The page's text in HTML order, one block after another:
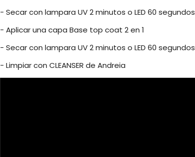
- Secar con lampara UV 2 minutos o LED 60 segundos
- Aplicar una capa Base top coat 2 en 1
- Secar con lampara UV 2 minutos o LED 60 segundos
- Limpiar con CLEANSER de Andreia